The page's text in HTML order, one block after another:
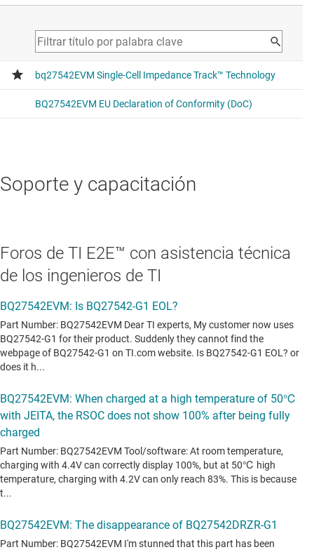
Soporte y capacitación
Foros de TI E2E™ con asistencia técnica
de los ingenieros de TI